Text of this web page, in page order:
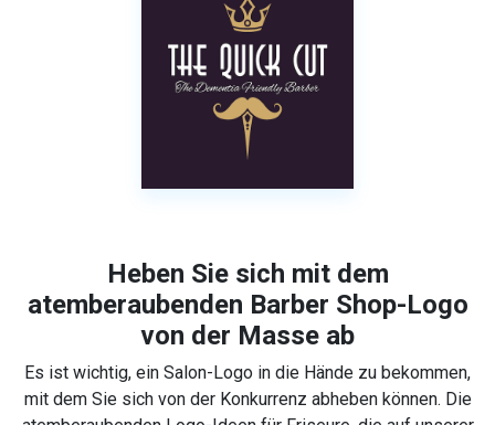
Heben Sie sich mit dem
atemberaubenden Barber Shop-Logo
von der Masse ab
Es ist wichtig, ein Salon-Logo in die Hände zu bekommen,
mit dem Sie sich von der Konkurrenz abheben können. Die